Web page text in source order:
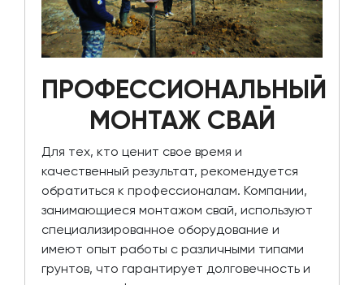
ПРОФЕССИОНАЛЬНЫЙ
МОНТАЖ СВАЙ
Для тех, кто ценит свое время и
качественный результат, рекомендуется
обратиться к профессионалам. Компании,
занимающиеся монтажом свай, используют
специализированное оборудование и
имеют опыт работы с различными типами
грунтов, что гарантирует долговечность и